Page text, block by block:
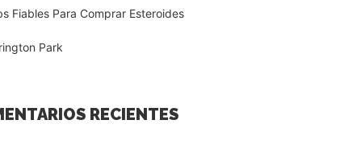
Fiables Para Comprar Esteroides
Park
RECIENTES